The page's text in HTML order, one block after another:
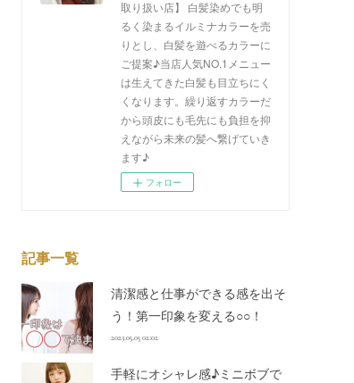
取り扱い店】 白髪染めでも明
るく染まるイルミナカラーを売
りとし、白髪を遊べるカラーに
ご提案♪当店人気NO.1メニュー
は生えてきた白髪も目立ちにく
くなります。繰り返すカラーだ
から頭皮にも毛先にも負担を抑
えながら未来の髪へ繋げていき
ます♪
フォロー
記事一覧
清潔感と仕事ができる感を出そ
う！第一印象を変える○○！
2023.05.05 02:02
手軽にオシャレ感♪ミニボブで